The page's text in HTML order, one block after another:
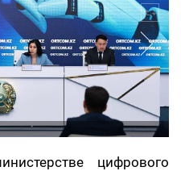
цифрового